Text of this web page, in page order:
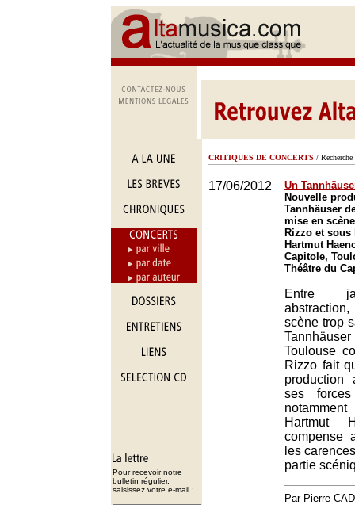
Pour recevoir notre
bulletin régulier,
saisissez votre e-mail :
CRITIQUES DE CONCERTS / Recherche
17/06/2012
Un
Nouvelle
Tannhäuser
mise en
Rizzo et
Hartmut
Capitole,
Théâtre du
Entre
scène trop
Toulouse
Rizzo fait
production
ses
Hartmut
compense
les
partie
Par Pierre